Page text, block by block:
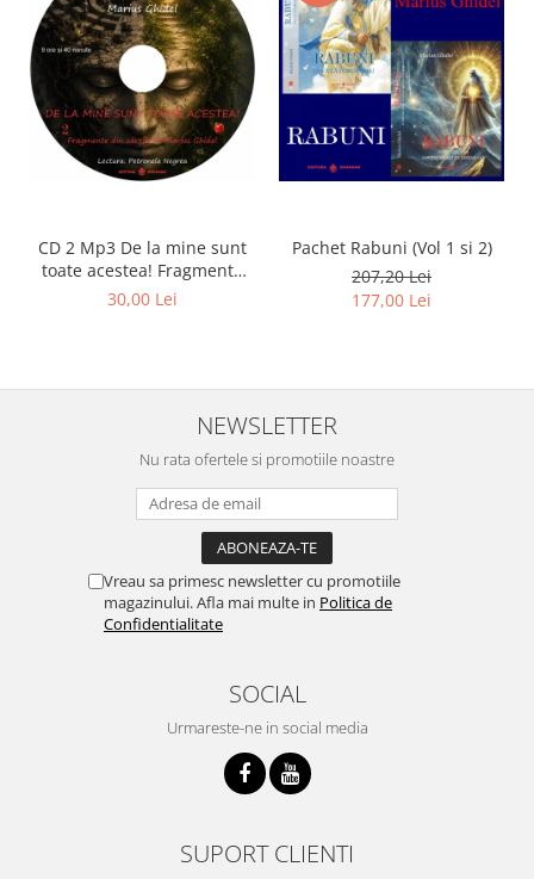
CD 2 Mp3 De la mine sunt
toate acestea! Fragmente
din cărțile lui Marius Ghidel
30,00 Lei
Pachet Rabuni (Vol 1 si 2)
207,20 Lei
177,00 Lei
NEWSLETTER
Nu rata ofertele si promotiile noastre
Vreau sa primesc newsletter cu promotiile
magazinului. Afla mai multe in Politica de
Confidentialitate
SOCIAL
Urmareste-ne in social media
SUPORT CLIENTI